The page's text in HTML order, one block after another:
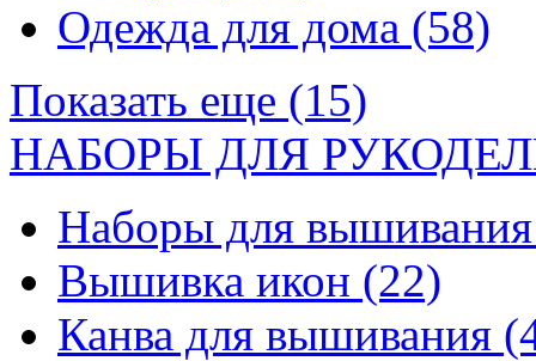
Одежда для дома (58)
Показать еще (15)
НАБОРЫ ДЛЯ
Наборы для
Вышивка икон (22)
Канва для вышивания